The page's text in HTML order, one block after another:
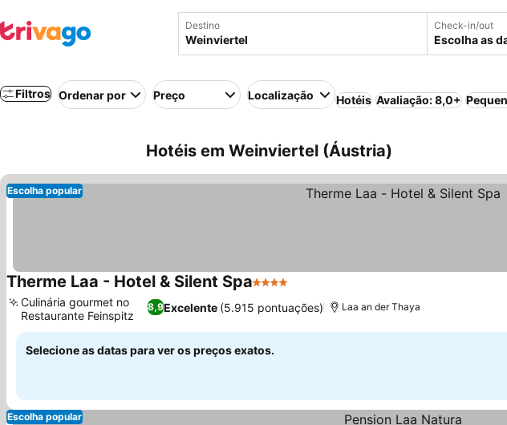
Destino Check-in/out
Escolha as
Filtros Ordenar por Preço Localização Hotéis Avaliação: 8,0+
Hotéis em Weinviertel (Áustria)
Escolha popular
Therme Laa - Hotel & Silent Spa4 Estrelas
8,9Excelente (5.915 pontuações)
Culinária gourmet no
Restaurante Feinspitz
Laa an der Thaya
Selecione as datas para ver os preços exatos.
Escolha popular